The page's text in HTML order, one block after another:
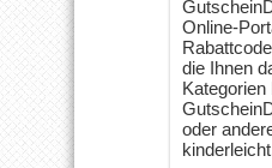
Online-
die Ihnen
oder